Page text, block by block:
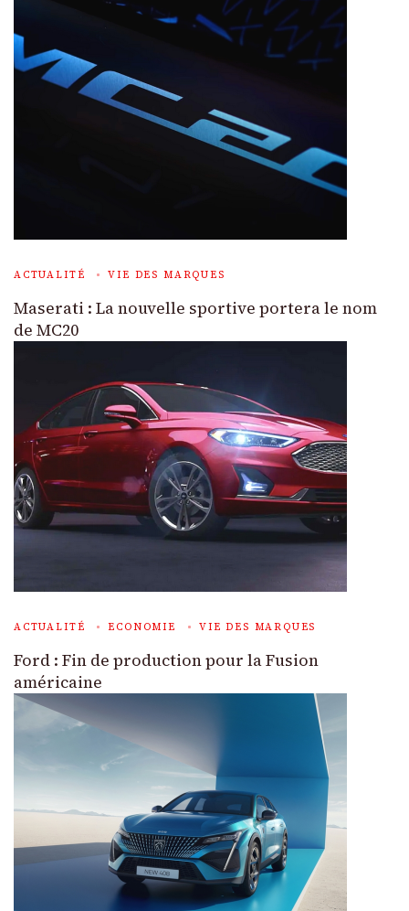
ACTUALITÉ VIE DES MARQUES
Maserati : La nouvelle sportive portera le nom
de MC20
ACTUALITÉ ECONOMIE VIE DES MARQUES
Ford : Fin de production pour la Fusion
américaine